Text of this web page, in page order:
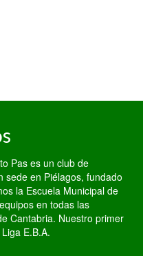
Pas es un club de
sede en Piélagos, fundado
la Escuela Municipal de
en todas las
Cantabria. Nuestro primer
E.B.A.